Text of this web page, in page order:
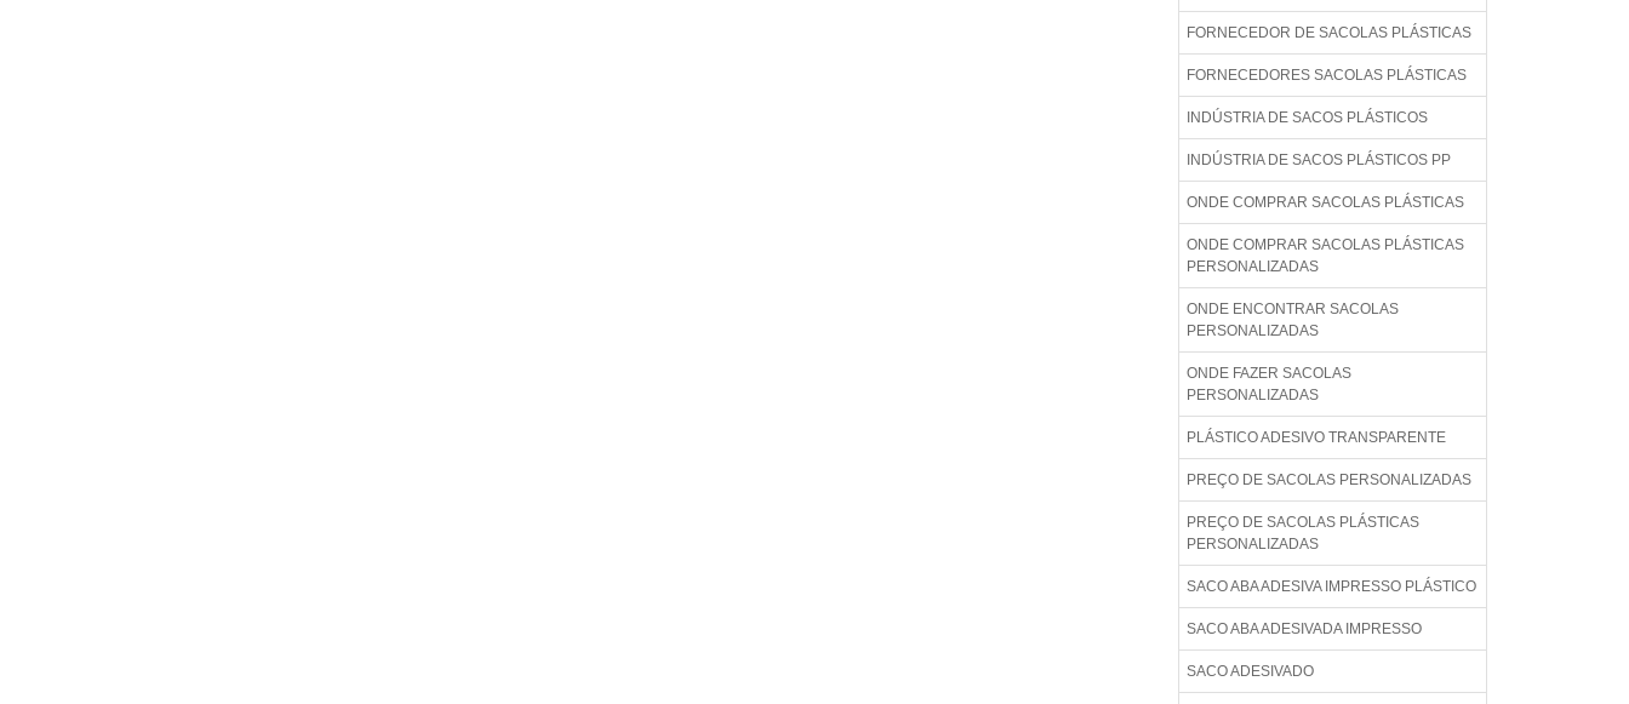
FORNECEDOR DE SACOLAS PLÁSTICAS
FORNECEDORES SACOLAS PLÁSTICAS
INDÚSTRIA DE SACOS PLÁSTICOS
INDÚSTRIA DE SACOS PLÁSTICOS PP
ONDE COMPRAR SACOLAS PLÁSTICAS
ONDE COMPRAR SACOLAS PLÁSTICAS
PERSONALIZADAS
ONDE ENCONTRAR SACOLAS
PERSONALIZADAS
ONDE FAZER SACOLAS
PERSONALIZADAS
PLÁSTICO ADESIVO TRANSPARENTE
PREÇO DE SACOLAS PERSONALIZADAS
PREÇO DE SACOLAS PLÁSTICAS
PERSONALIZADAS
SACO ABA ADESIVA IMPRESSO PLÁSTICO
SACO ABA ADESIVADA IMPRESSO
SACO ADESIVADO